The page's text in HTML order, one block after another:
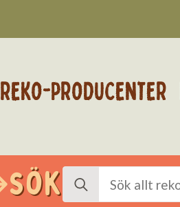
REKO-PRODUCENTER
Sök Search
for: